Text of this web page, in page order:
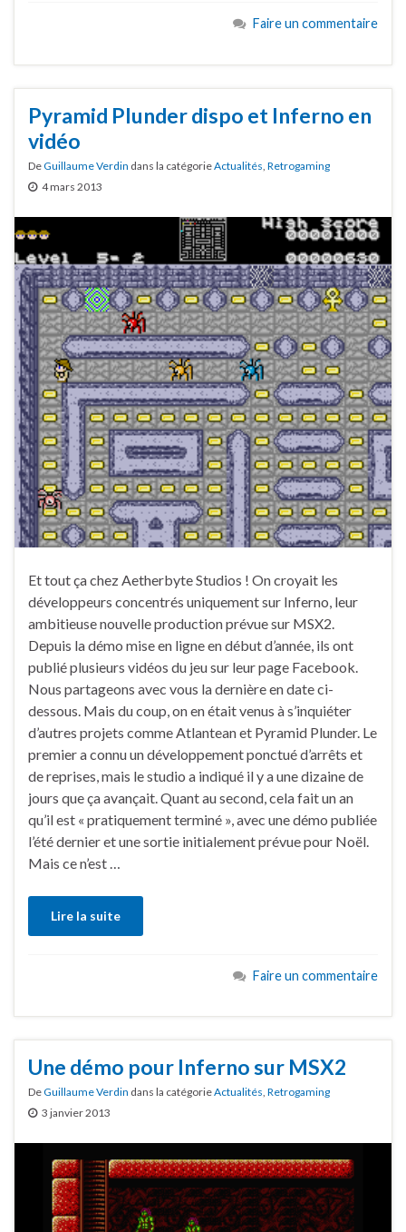
Faire un commentaire
Pyramid Plunder dispo et Inferno en
vidéo
DeGuillaume Verdin dans la catégorieActualités Retrogaming
4 mars 2013
Et tout ça chez Aetherbyte Studios ! On croyait les
développeurs concentrés uniquement sur Inferno, leur
ambitieuse nouvelle production prévue sur MSX2.
Depuis la démo mise en ligne en début d’année, ils ont
publié plusieurs vidéos du jeu sur leur page Facebook.
Nous partageons avec vous la dernière en date ci-
dessous. Mais du coup, on en était venus à s’inquiéter
d’autres projets comme Atlantean et Pyramid Plunder. Le
premier a connu un développement ponctué d’arrêts et
de reprises, mais le studio a indiqué il y a une dizaine de
jours que ça avançait. Quant au second, cela fait un an
qu’il est « pratiquement terminé », avec une démo publiée
l’été dernier et une sortie initialement prévue pour Noël.
Mais ce n’est …
Lire la suite
Faire un commentaire
Une démo pour Inferno sur MSX2
DeGuillaume Verdin dans la catégorieActualités, Retrogaming
3 janvier 2013